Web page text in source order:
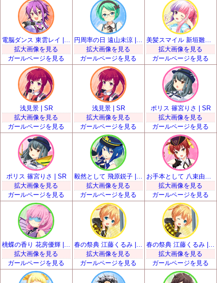
拡大画像を見る
ガールページを見る
円周率の日 遠山未涼 | SR
拡大画像を見る
ガールページを見る
美髪スマイル 新垣雛菜 | SR
拡大画像を見る
ガールページを見る
浅見景 | SR
拡大画像を見る
ガールページを見る
浅見景 | SR
拡大画像を見る
ガールページを見る
ポリス 篠宮りさ | SR
拡大画像を見る
ガールページを見る
ポリス 篠宮りさ | SR
拡大画像を見る
ガールページを見る
毅然として 飛原鋭子 | SR
拡大画像を見る
ガールページを見る
拡大画像を見る
ガールページを見る
拡大画像を見る
ガールページを見る
春の祭典 江藤くるみ | SR
拡大画像を見る
ガールページを見る
春の祭典 江藤くるみ | SR
拡大画像を見る
ガールページを見る